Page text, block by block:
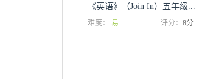
《英语》（Join In）五年级...
难度： 易 评分： 8分